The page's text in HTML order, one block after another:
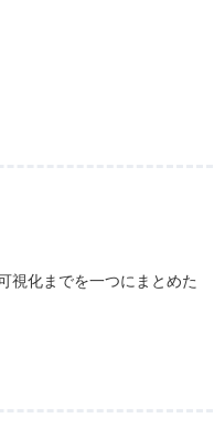
視化までを一つにまとめた